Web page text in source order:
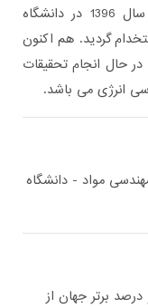
دانشگاه صنعتی سهند تبریز می باشد. در سال 1396 در دانشگاه
گردید. هم اکنون
در حال انجام تحقیقات
انرژی می باشد.
مواد - دانشگاه
برتر جهان از